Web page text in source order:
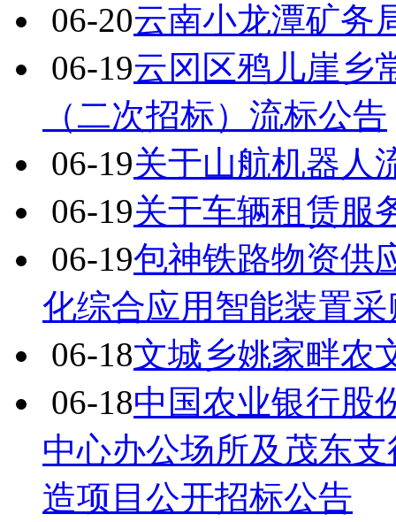
06-20云南小龙潭矿务
06-19云冈区鸦儿崖乡
（二次招标）流标公告
06-19关于山航机器人
06-19关于车辆租赁服
06-19包神铁路物资供
化综合应用智能装置
06-18文城乡姚家畔农
06-18中国农业银行股
中心办公场所及茂东
造项目公开招标公告